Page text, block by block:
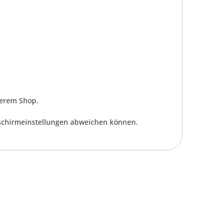
Shop.
abweichen können.